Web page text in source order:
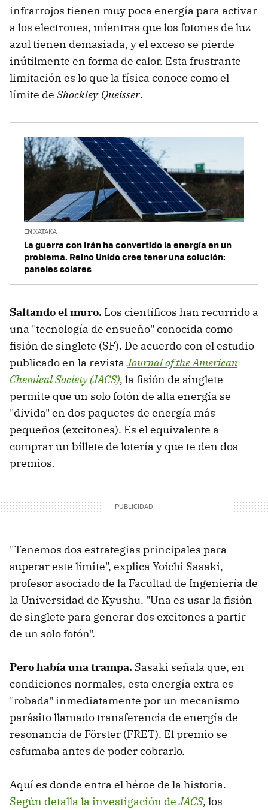
infrarrojos tienen muy poca energía para activar
a los electrones, mientras que los fotones de luz
azul tienen demasiada, y el exceso se pierde
inútilmente en forma de calor. Esta frustrante
limitación es lo que la física conoce como el
límite de Shockley-Queisser.
EN XATAKA
La guerra con Irán ha convertido la energía en un
problema. Reino Unido cree tener una solución:
paneles solares
Saltando el muro. Los científicos han recurrido a
una "tecnología de ensueño" conocida como
fisión de singlete (SF). De acuerdo con el estudio
publicado en la revistaJournal of the American
Chemical Society (JACS), la fisión de singlete
permite que un solo fotón de alta energía se
"divida" en dos paquetes de energía más
pequeños (excitones). Es el equivalente a
comprar un billete de lotería y que te den dos
premios.
"Tenemos dos estrategias principales para
superar este límite", explica Yoichi Sasaki,
profesor asociado de la Facultad de Ingeniería de
la Universidad de Kyushu. "Una es usar la fisión
de singlete para generar dos excitones a partir
de un solo fotón".
Pero había una trampa. Sasaki señala que, en
condiciones normales, esta energía extra es
"robada" inmediatamente por un mecanismo
parásito llamado transferencia de energía de
resonancia de Förster (FRET). El premio se
esfumaba antes de poder cobrarlo.
Aquí es donde entra el héroe de la historia.
Según detalla la investigación deJACS, los